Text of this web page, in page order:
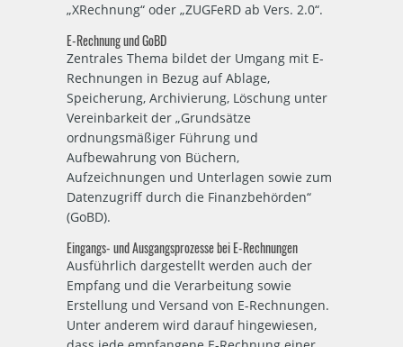
„XRechnung“ oder „ZUGFeRD ab Vers. 2.0“.
E-Rechnung und GoBD
Zentrales Thema bildet der Umgang mit E-
Rechnungen in Bezug auf Ablage,
Speicherung, Archivierung, Löschung unter
Vereinbarkeit der „Grundsätze
ordnungsmäßiger Führung und
Aufbewahrung von Büchern,
Aufzeichnungen und Unterlagen sowie zum
Datenzugriff durch die Finanzbehörden“
(GoBD).
Eingangs- und Ausgangsprozesse bei E-Rechnungen
Ausführlich dargestellt werden auch der
Empfang und die Verarbeitung sowie
Erstellung und Versand von E-Rechnungen.
Unter anderem wird darauf hingewiesen,